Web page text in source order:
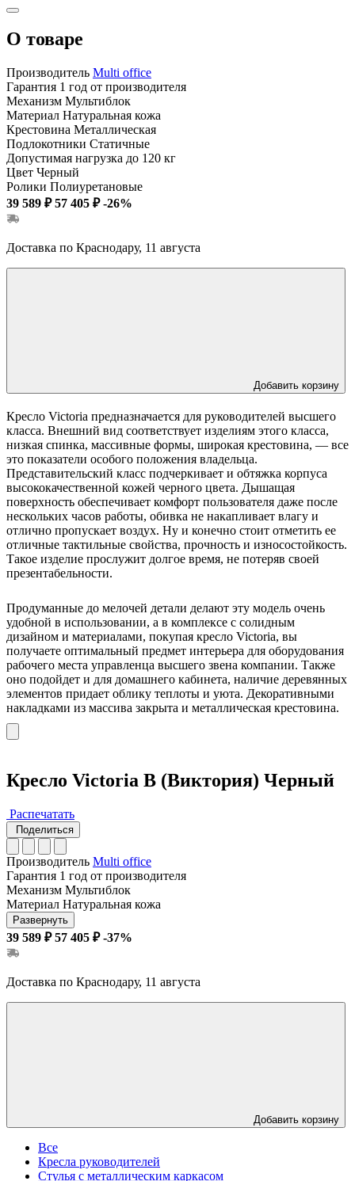
О товаре
Производитель Multi office
Гарантия 1 год от производителя
Механизм Мультиблок
Материал Натуральная кожа
Крестовина Металлическая
Подлокотники Статичные
Допустимая нагрузка до 120 кг
Цвет Черный
Ролики Полиуретановые
39 589 ₽ 57 405 ₽ -26%
Доставка по Краснодару, 11 августа
Добавить корзину
Кресло Victoria предназначается для руководителей высшего
класса. Внешний вид соответствует изделиям этого класса,
низкая спинка, массивные формы, широкая крестовина, — все
это показатели особого положения владельца.
Представительский класс подчеркивает и обтяжка корпуса
высококачественной кожей черного цвета. Дышащая
поверхность обеспечивает комфорт пользователя даже после
нескольких часов работы, обивка не накапливает влагу и
отлично пропускает воздух. Ну и конечно стоит отметить ее
отличные тактильные свойства, прочность и износостойкость.
Такое изделие прослужит долгое время, не потеряв своей
презентабельности.
Продуманные до мелочей детали делают эту модель очень
удобной в использовании, а в комплексе с солидным
дизайном и материалами, покупая кресло Victoria, вы
получаете оптимальный предмет интерьера для оборудования
рабочего места управленца высшего звена компании. Также
оно подойдет и для домашнего кабинета, наличие деревянных
элементов придает облику теплоты и уюта. Декоративными
накладками из массива закрыта и металлическая крестовина.
Кресло Victoria B (Виктория) Черный
Распечатать
Поделиться
Производитель Multi office
Гарантия 1 год от производителя
Механизм Мультиблок
Материал Натуральная кожа
Развернуть
39 589 ₽ 57 405 ₽ -37%
Доставка по Краснодару, 11 августа
Добавить корзину
Все
Кресла руководителей
Стулья с металлическим каркасом